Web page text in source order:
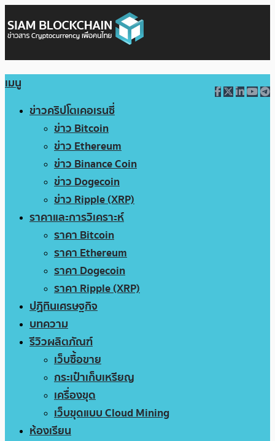
เมนู
ข่าวคริปโตเคอเรนซี่
ข่าว Bitcoin
ข่าว Ethereum
ข่าว Binance Coin
ข่าว Dogecoin
ข่าว Ripple (XRP)
ราคาและการวิเคราะห์
ราคา Bitcoin
ราคา Ethereum
ราคา Dogecoin
ราคา Ripple (XRP)
ปฏิทินเศรษฐกิจ
บทความ
รีวิวผลิตภัณฑ์
เว็บซื้อขาย
กระเป๋าเก็บเหรียญ
เครื่องขุด
เว็บขุดแบบ Cloud Mining
ห้องเรียน